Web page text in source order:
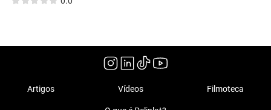
Artigos Vídeos Filmoteca